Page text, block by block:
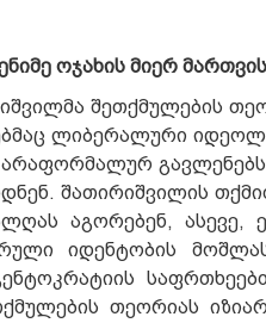
ოჯახის მიერ მართვის
შეთქმულების
ლიბერალური
გავლენებს
შათირიშვილის
აგორებენ, ასევე,
იდენტობის
თეორიას